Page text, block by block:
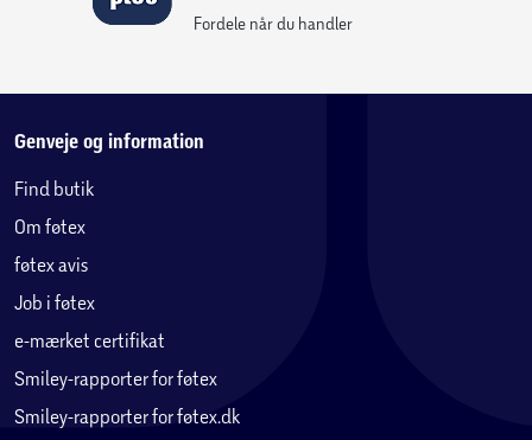
Fordele når du handler
Genveje og information
Find butik
Om føtex
føtex avis
Job i føtex
e-mærket certifikat
Smiley-rapporter for føtex
Smiley-rapporter for føtex.dk